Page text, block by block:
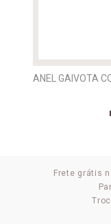
ANEL GAIVOTA
Frete grátis